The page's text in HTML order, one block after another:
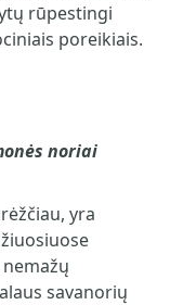
rūpestingi
poreikiais.
noriai
yra
savanorių